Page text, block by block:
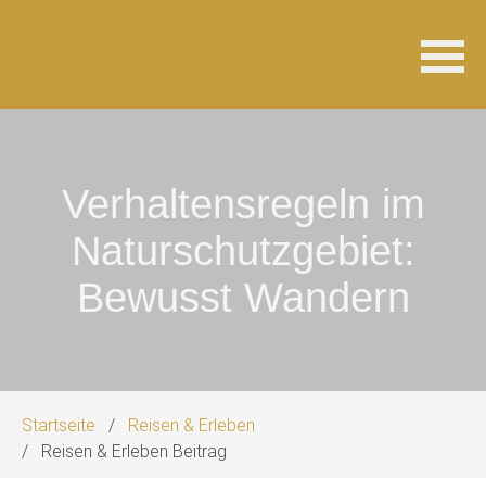
Verhaltensregeln im
Naturschutzgebiet:
Bewusst Wandern
Startseite
Reisen & Erleben
Reisen & Erleben Beitrag